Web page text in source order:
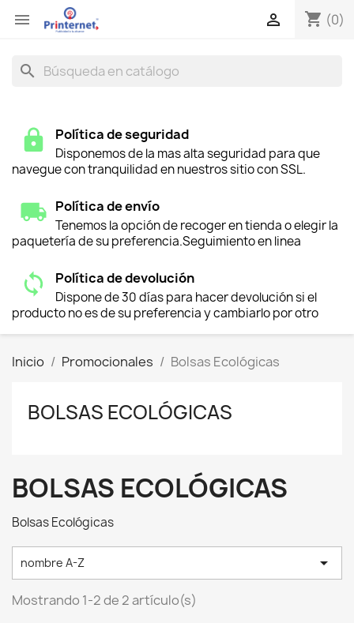
 shopping_cart (0)

search
Política de seguridad
Disponemos de la mas alta seguridad para que
navegue con tranquilidad en nuestros sitio con SSL.
Política de envío
Tenemos la opción de recoger en tienda o elegir la
paquetería de su preferencia.Seguimiento en linea
Política de devolución
Dispone de 30 días para hacer devolución si el
producto no es de su preferencia y cambiarlo por otro
Inicio Promocionales Bolsas Ecológicas
BOLSAS ECOLÓGICAS
BOLSAS ECOLÓGICAS
Bolsas Ecológicas
nombre A-Z 
Mostrando 1-2 de 2 artículo(s)